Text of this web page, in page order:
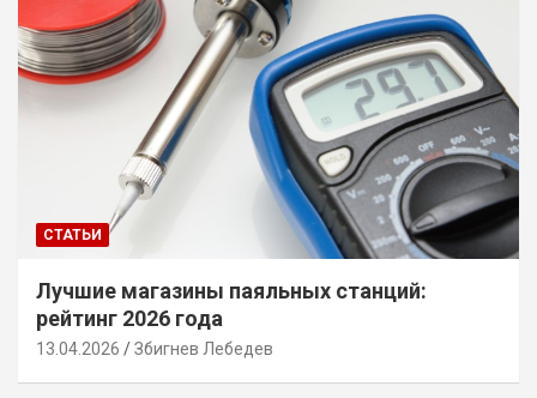
СТАТЬИ
Лучшие магазины паяльных станций:
рейтинг 2026 года
13.04.2026 Збигнев Лебедев